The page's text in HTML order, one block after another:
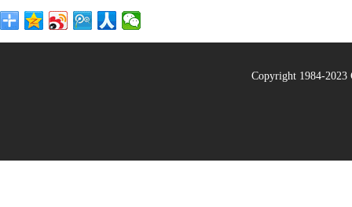
Copyright 1984-